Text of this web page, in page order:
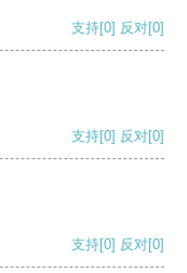
支持[0] 反对[0]
支持[0] 反对[0]
支持[0] 反对[0]